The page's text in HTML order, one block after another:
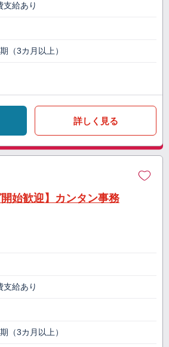
支給あり
（3カ月以上）
詳しく見る
始歓迎】カンタン事務
支給あり
（3カ月以上）